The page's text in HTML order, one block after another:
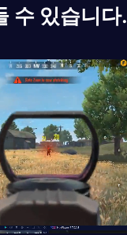
수 있습니다.